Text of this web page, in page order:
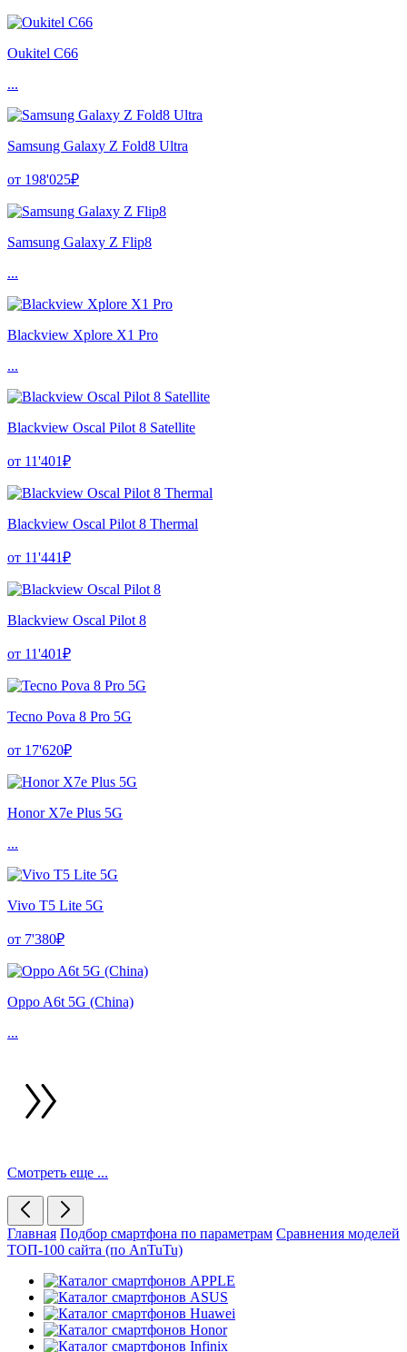
Oukitel C66
...
Samsung Galaxy Z Fold8 Ultra
от 198'025₽
Samsung Galaxy Z Flip8
...
Blackview Xplore X1 Pro
...
Blackview Oscal Pilot 8 Satellite
от 11'401₽
Blackview Oscal Pilot 8 Thermal
от 11'441₽
Blackview Oscal Pilot 8
от 11'401₽
Tecno Pova 8 Pro 5G
от 17'620₽
Honor X7e Plus 5G
...
Vivo T5 Lite 5G
от 7'380₽
Oppo A6t 5G (China)
...
Смотреть еще ...
Главная Подбор смартфона по параметрам Сравнения моделей
ТОП-100 сайта (по AnTuTu)